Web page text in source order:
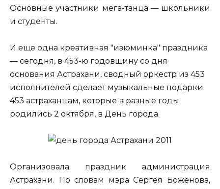
Основные участники мега-танца — школьники
и студенты.
И еще одна креативная "изюминка" праздника
— сегодня, в 453-ю годовщину со дня
основания Астрахани, сводный оркестр из 453
исполнителей сделает музыкальные подарки
453 астраханцам, которые в разные годы
родились 2 октября, в День города.
Организовала праздник администрация
Астрахани. По словам мэра Сергея Боженова,